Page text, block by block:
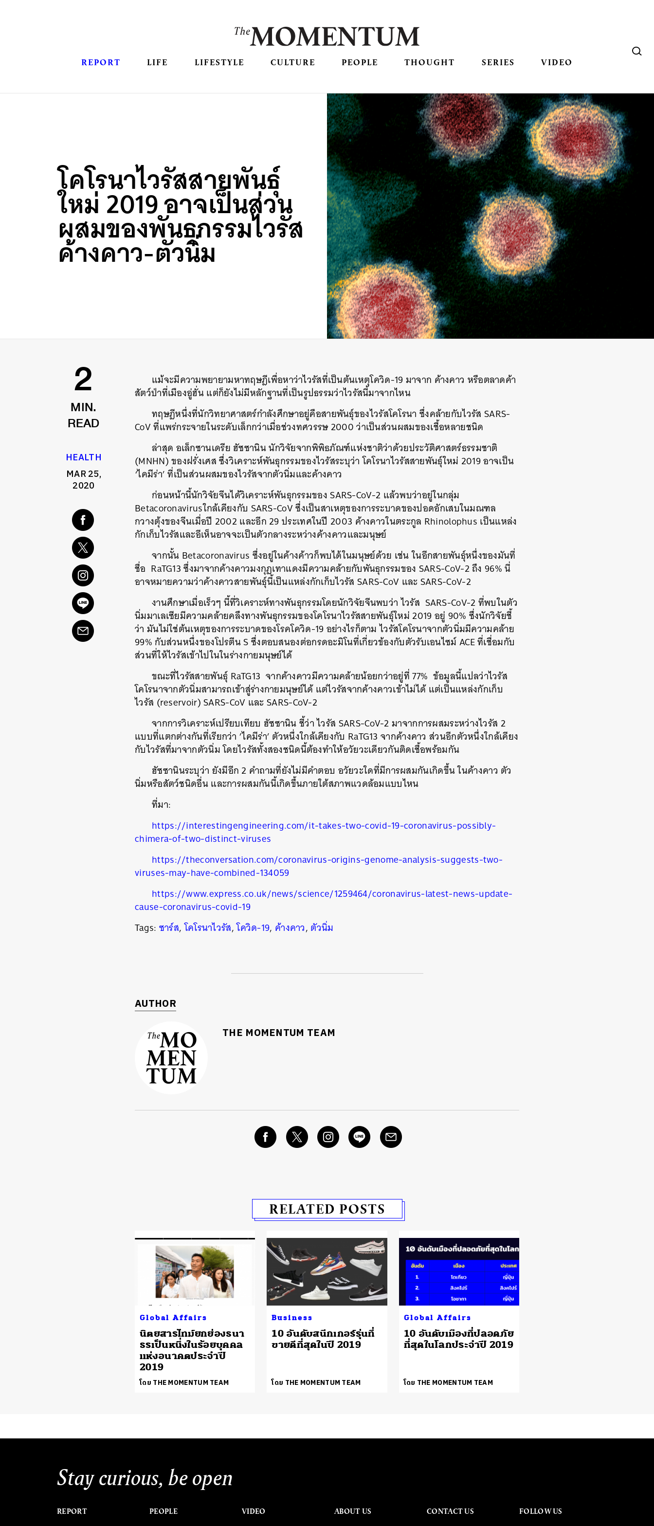
REPORT LIFE LIFESTYLE CULTURE PEOPLE THOUGHT SERIES VIDEO
โคโรนาไวรัสสายพันธุ์
ใหม่ 2019 อาจเป็นส่วน
ผสมของพันธุกรรมไวรัส
ค้างคาว-ตัวนิ่ม
2
MIN.
READ
HEALTH
MAR 25,
2020
แม้จะมีความพยายามหาทฤษฎีเพื่อหาว่าไวรัสที่เป็นต้นเหตุโควิด-19มาจาก ค้างคาว หรือตลาดค้า
สัตว์ป่าที่เมืองอู่ฮั่น แต่ก็ยังไม่มีหลักฐานที่เป็นรูปธรรมว่าไวรัสนี้มาจากไหน
ทฤษฎีหนึ่งที่นักวิทยาศาสตร์กำลังศึกษาอยู่คือสายพันธุ์ของไวรัสโคโรนา ซึ่งคล้ายกับไวรัส SARS-
CoVที่แพร่กระจายในระดับเล็กกว่าเมื่อช่วงทศวรรษ2000ว่าเป็นส่วนผสมของเชื้อหลายชนิด
ล่าสุด อเล็กซานเดรีย ฮัซซานิน นักวิจัยจากพิพิธภัณฑ์แห่งชาติว่าด้วยประวัติศาสตร์ธรรมชาติ
(MNHN)ของฝรั่งเศส ซึ่งวิเคราะห์พันธุกรรมของไวรัสระบุว่า โคโรนาไวรัสสายพันธุ์ใหม่ 2019อาจเป็น
‘ไคมีร่า’ที่เป็นส่วนผสมของไวรัสจากตัวนิ่มและค้างคาว
ก่อนหน้านี้นักวิจัยจีนได้วิเคราะห์พันธุกรรมของSARS-CoV-2 แล้วพบว่าอยู่ในกลุ่ม
Betacoronavirusใกล้เคียงกับ SARS-CoVซึ่งเป็นสาเหตุของการระบาดของปอดอักเสบในมณฑล
กวางตุ้งของจีนเมื่อปี 2002และอีก 29ประเทศในปี 2003 ค้างคาวในตระกูล Rhinolophus เป็นแหล่ง
กักเก็บไวรัสและอีเห็นอาจจะเป็นตัวกลางระหว่างค้างคาวและมนุษย์
จากนั้น Betacoronavirus ซึ่งอยู่ในค้างค้าวก็พบได้ในมนุษย์ด้วย เช่น ในอีกสายพันธุ์หนึ่งของมันที่
ชื่อ RaTG13ซึ่งมาจากค้างคาวมงกุฏเทาแดงมีความคล้ายกับพันธุกรรมของ SARS-CoV-2ถึง 96%นี่
อาจหมายความว่าค้างคาวสายพันธุ์นี้เป็นแหล่งกักเก็บไวรัส SARS-CoV และ SARS-CoV-2
งานศึกษาเมื่อเร็วๆ นี้ที่วิเคราะห์ทางพันธุกรรมโดยนักวิจัยจีนพบว่า ไวรัส SARS-CoV-2ที่พบในตัว
นิ่มมาเลเซียมีความคล้ายคลึงทางพันธุกรรมของโคโรนาไวรัสสายพันธุ์ใหม่ 2019อยู่ 90% ซึ่งนักวิจัยชี้
ว่า มันไม่ใช่ต้นเหตุของการระบาดของโรคโควิด-19อย่างไรก็ตาม ไวรัสโคโรนาจากตัวนิ่มมีความคล้าย
99%กับส่วนหนึ่งของโปรตีนSซึ่งตอบสนองต่อกรดอะมิโนที่เกี่ยวข้องกับตัวรับเอนไซม์ACEที่เชื่อมกับ
ส่วนที่ให้ไวรัสเข้าไปในในร่างกายมนุษย์ได้
ขณะที่ไวรัสสายพันธุ์ RaTG13 จากค้างคาวมีความคล้ายน้อยกว่าอยู่ที่77% ข้อมูลนี้แปลว่าไวรัส
โคโรนาจากตัวนิ่มสามารถเข้าสู่ร่างกายมนุษย์ได้ แต่ไวรัสจากค้างคาวเข้าไม่ได้ แต่เป็นแหล่งกักเก็บ
ไวรัส (reservoir) SARS-CoV และ SARS-CoV-2
จากการวิเคราะห์เปรียบเทียบ ฮัซซานิน ชี้ว่า ไวรัส SARS-CoV-2มาจากการผสมระหว่างไวรัส 2
แบบที่แตกต่างกันที่เรียกว่า ’ไคมีร่า’ ตัวหนึ่งใกล้เคียงกับ RaTG13จากค้างคาว ส่วนอีกตัวหนึ่งใกล้เคียง
กับไวรัสที่มาจากตัวนิ่ม โดยไวรัสทั้งสองชนิดนี้ต้องทำให้อวัยวะเดียวกันติดเชื้อพร้อมกัน
ฮัซซานินระบุว่า ยังมีอีก 2 คำถามที่ยังไม่มีคำตอบ อวัยวะใดที่มีการผสมกันเกิดขึ้น ในค้างคาว ตัว
นิ่มหรือสัตว์ชนิดอื่น และการผสมกันนี้เกิดขึ้นภายใต้สภาพแวดล้อมแบบไหน
ที่มา:
https://interestingengineering.com/it-takes-two-covid-19-coronavirus-possibly-
chimera-of-two-distinct-viruses
https://theconversation.com/coronavirus-origins-genome-analysis-suggests-two-
viruses-may-have-combined-134059
https://www.express.co.uk/news/science/1259464/coronavirus-latest-news-update-
cause-coronavirus-covid-19
Tags: ซาร์ส,โคโรนาไวรัส,โควิด-19, ค้างคาว, ตัวนิ่ม
AUTHOR
THE MOMENTUM TEAM
RELATED POSTS
Global Affairs
นิตยสารไทม์ยกย่องธนา
ธรเป็นหนึ่งในร้อยบุคคล
แห่งอนาคตประจำปี
2019
โดย THE MOMENTUM TEAM
Business
10 อันดับสนีกเกอร์รุ่นที่
ขายดีที่สุดในปี 2019
โดย THE MOMENTUM TEAM
Global Affairs
10 อันดับเมืองที่ปลอดภัย
ที่สุดในโลกประจำปี 2019
โดย THE MOMENTUM TEAM
Stay curious, be open
REPORT PEOPLE VIDEO ABOUT US CONTACT US FOLLOW US
ค้นหา
SHARE TWEET LINE EMAIL